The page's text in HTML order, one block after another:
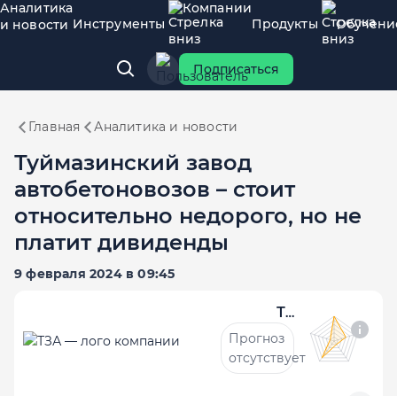
Аналитика
и новости Инструменты
Компании
Продукты
Подписаться
Главная Аналитика и новости
Туймазинский завод
автобетоновозов – стоит
относительно недорого, но не
платит дивиденды
9 февраля 2024 в 09:45
ТЗА
Прогноз
отсутствует